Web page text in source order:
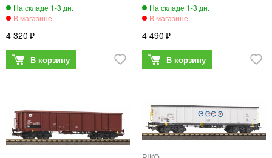
4 320 4 490